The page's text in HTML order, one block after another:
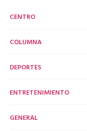
CENTRO
COLUMNA
DEPORTES
ENTRETENIMIENTO
GENERAL